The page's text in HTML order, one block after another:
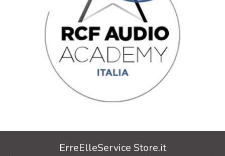
ErreElleService Store.it